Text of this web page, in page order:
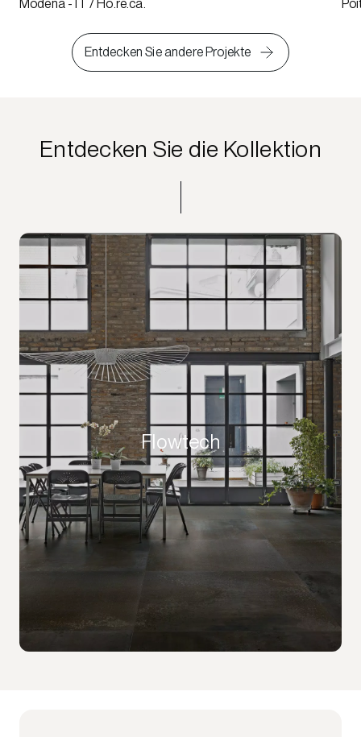
Modena - IT / Ho.re.ca.
Entdecken Sie andere Projekte
Entdecken Sie die Kollektion
Flowtech